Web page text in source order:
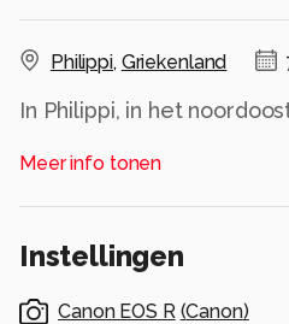
Philippi, Griekenland
In Philippi, in het
Maar belangrijker nog is
Paulus het Christendom
bouwem, zo rond het jaar
Meer info tonen
Instellingen
Canon EOS R (Canon)